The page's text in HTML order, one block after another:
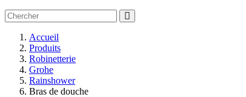
Accueil
Produits
Robinetterie
Grohe
Rainshower
Bras de douche